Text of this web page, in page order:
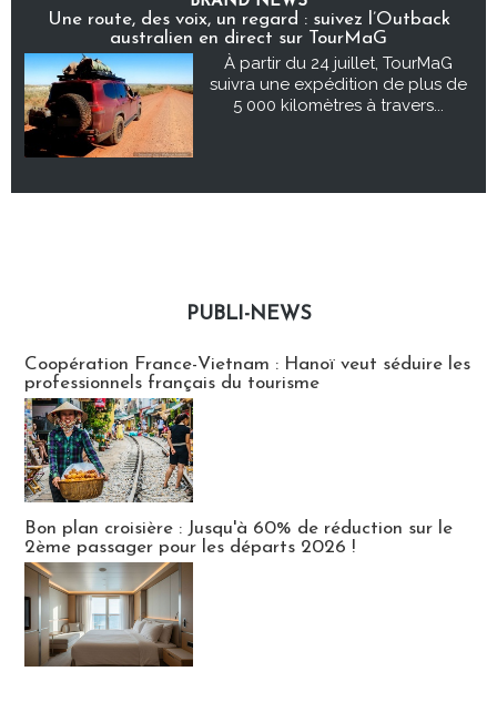
Une route, des voix, un regard : suivez l’Outback
australien en direct sur TourMaG
À partir du 24 juillet, TourMaG
suivra une expédition de plus de
5 000 kilomètres à travers...
PUBLI-NEWS
Coopération France-Vietnam : Hanoï veut séduire les
professionnels français du tourisme
Bon plan croisière : Jusqu'à 60% de réduction sur le
2ème passager pour les départs 2026 !